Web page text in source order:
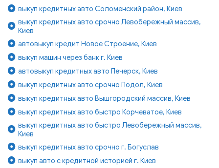
выкуп кредитных авто Соломенский район, Киев
выкуп кредитных авто срочно Левобережный массив,
Киев
автовыкуп кредит Новое Строение, Киев
выкуп машин через банк г. Киев
автовыкуп кредитных авто Печерск, Киев
выкуп кредитных авто срочно Подол, Киев
выкуп кредитных авто Вышгородский массив, Киев
выкуп кредитных авто быстро Корчеватое, Киев
выкуп кредитных авто быстро Левобережный массив,
Киев
выкуп кредитных авто срочно г. Богуслав
выкуп авто с кредитной историей г. Киев